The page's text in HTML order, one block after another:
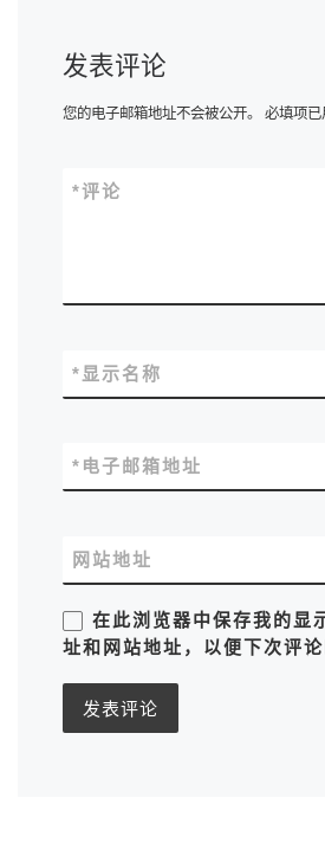
发表评论
您的电子邮箱地址不会被公开。 必填项已
评论
*
显示名称
*
电子邮箱地址
*
网站地址
在此浏览器中保存我的显
址和网站地址，以便下次评论